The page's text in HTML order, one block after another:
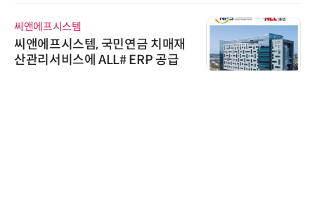
씨앤에프시스템
씨앤에프시스템, 국민연금 치매재
산관리서비스에 ALL# ERP 공급